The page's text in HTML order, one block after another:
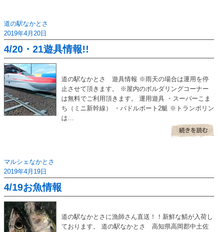
道の駅なかとさ
2019年4月20日
4/20・21遊具情報!!
道の駅なかとさ 遊具情報 ※雨天の場合は運用を停
止させて頂きます。 ※屋内のボルダリングコーナー
は無料でご利用頂きます。 運用遊具 ・スーパーこま
ち（ミニ新幹線） ・パドルボート2艇 ※トランポリン
は…
マルシェなかとさ
2019年4月19日
4/19お魚情報
道の駅なかとさに漁師さん直送！！新鮮な鯖が入荷し
ております。 道の駅なかとさ 高知県高岡郡中土佐